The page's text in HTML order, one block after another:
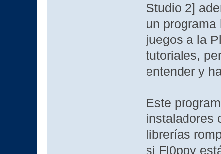
Studio 2]
un programa
juegos a la
tutoriales,
entender y
Este
instaladores
librerías
si Fl0ppy